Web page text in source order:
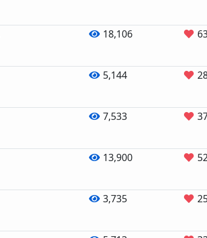
18,106
5,144
7,533
13,900
3,735